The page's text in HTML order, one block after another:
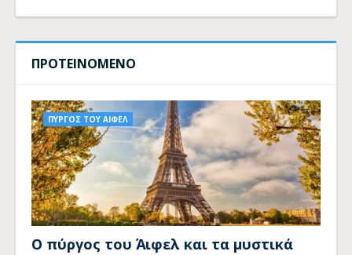
ΠΡΟΤΕΙΝΟΜΕΝΟ
ΠΥΡΓΟΣ ΤΟΥ ΑΙΦΕΛ
Ο πύργος του Άιφελ και τα μυστικά